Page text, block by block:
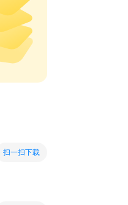
扫一扫下载